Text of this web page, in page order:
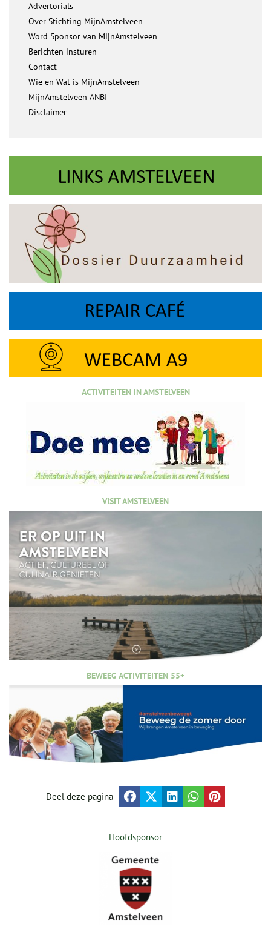
Advertorials
Over Stichting MijnAmstelveen
Word Sponsor van MijnAmstelveen
Berichten insturen
Contact
Wie en Wat is MijnAmstelveen
MijnAmstelveen ANBI
Disclaimer
ACTIVITEITEN IN AMSTELVEEN
VISIT AMSTELVEEN
BEWEEG ACTIVITEITEN 55+
Deel deze pagina
Hoofdsponsor